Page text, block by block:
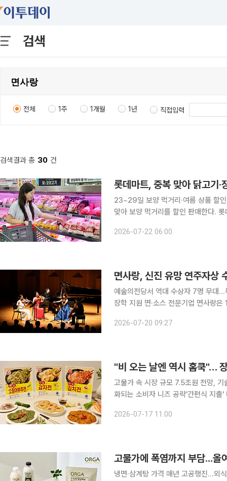
검색
전체 1주 1개월 1년 직접입력
검색결과 총 30 건
롯데마트, 중복 맞아 닭고기·
23~29일 보양 먹거리·여름 상품 할인백숙용
맞아 보양 먹거리를 할인 판매한다. 롯데마트는 23일부터 29일까지 보양 먹거리와 제철 신선식품,
용'을 5592원, '영계' 2종을 각각
2026-07-22 06:00
면사랑, 신진 유망 연주자상
예술의전당서 역대 수상자 7명 무대
장학 지원 면·소스 전문기업 면사랑은 18일 서울 예술의전당 IBK기업은행챔버홀에서 '제3회 면사랑
이 한국메세나협회와 함께 2023년부
2026-07-20 09:27
"비 오는 날엔 역시 홈쿡"…
고물가 속 시장 규모 7.5조원 전망,
화되는 소비자 니즈 공략'간편식 지출' 비중
숙성 반죽과 유명 맛집 협업 등 맛과
2026-07-17 11:00
고물가에 폭염까지 부담...올
냉면·삼계탕 가격 매년 고공행진...외